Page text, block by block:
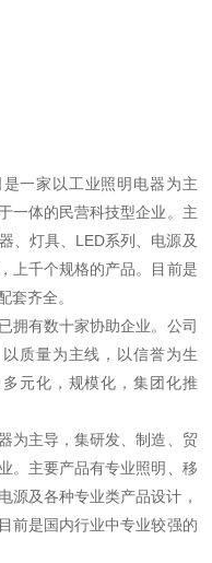
一家以工业照明电器为主
一体的民营科技型企业。主
、灯具、LED系列、电源及
上千个规格的产品。目前是
套齐全。
拥有数十家协助企业。公司
质量为主线，以信誉为生
元化，规模化，集团化推
为主导，集研发、制造、贸
。主要产品有专业照明、移
源及各种专业类产品设计，
前是国内行业中专业较强的